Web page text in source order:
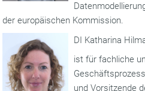
der europäischen Kommission.
DI Katharina
ist für fachliche
und Vorsitzende